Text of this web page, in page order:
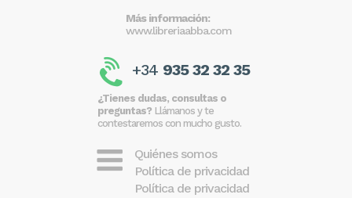
Más información:
www.libreriaabba.com
+34 935 32 32 35
¿Tienes dudas, consultas o
preguntas? Llámanos y te
contestaremos con mucho gusto.
Quiénes somos
Política de privacidad
Política de privacidad